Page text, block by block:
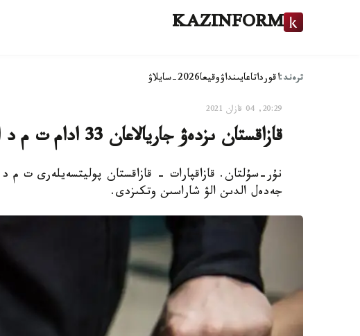
KAZINFORM
ترەند:اقورداتاعايىنداۋوقيعا2026-سايلاۋ
20:29, 04 قازان 2021
قازاقستان ىزدەۋ جاريالاعان 33 ادام ت م د اۋماعىندا ۇستالدى - ءى ءى م
نۇر-سۇلتان. قازاقپارات - قازاقستان پوليتسەيلەرى ت م
جەدەل الدىن الۋ شاراسىن وتكىزدى.